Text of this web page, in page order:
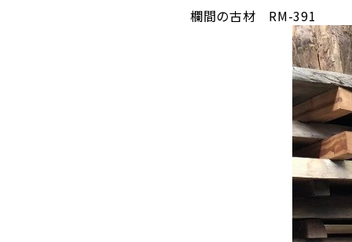
欄間の古材 RM-391